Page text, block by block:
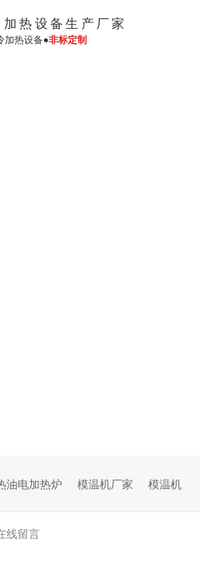
热设备生产厂家
加热设备●非标定制
油电加热炉 模温机厂家 模温机
线留言